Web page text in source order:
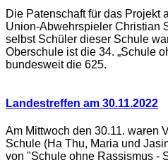
Die Patenschaft für das Projekt
Union-Abwehrspieler Christian
selbst Schüler dieser Schule
Oberschule ist die 34. „Schule
bundesweit die 625.
Landestreffen am 30.11.2022
Am Mittwoch den 30.11. waren
Schule (Ha Thu, Maria und
von "Schule ohne Rassismus -